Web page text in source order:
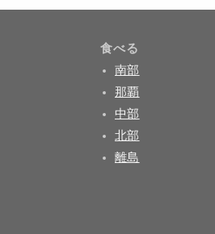
食べる
南部
那覇
中部
北部
離島